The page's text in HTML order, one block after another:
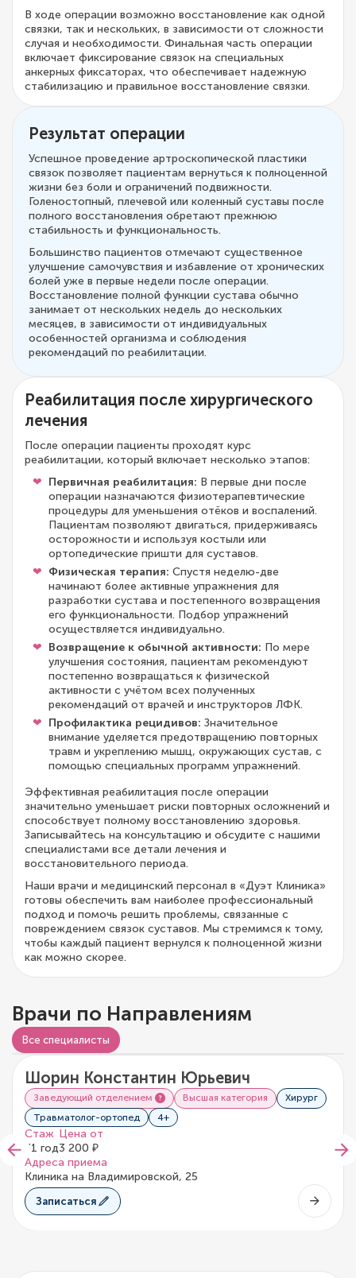
В ходе операции возможно восстановление как одной
связки, так и нескольких, в зависимости от сложности
случая и необходимости. Финальная часть операции
включает фиксирование связок на специальных
анкерных фиксаторах, что обеспечивает надежную
стабилизацию и правильное восстановление связки.
Результат операции
Успешное проведение артроскопической пластики
связок позволяет пациентам вернуться к полноценной
жизни без боли и ограничений подвижности.
Голеностопный, плечевой или коленный суставы после
полного восстановления обретают прежнюю
стабильность и функциональность.
Большинство пациентов отмечают существенное
улучшение самочувствия и избавление от хронических
болей уже в первые недели после операции.
Восстановление полной функции сустава обычно
занимает от нескольких недель до нескольких
месяцев, в зависимости от индивидуальных
особенностей организма и соблюдения
рекомендаций по реабилитации.
Реабилитация после хирургического
лечения
После операции пациенты проходят курс
реабилитации, который включает несколько этапов:
Первичная реабилитация: В первые дни после
операции назначаются физиотерапевтические
процедуры для уменьшения отёков и воспалений.
Пациентам позволяют двигаться, придерживаясь
осторожности и используя костыли или
ортопедические пришти для суставов.
Физическая терапия: Спустя неделю-две
начинают более активные упражнения для
разработки сустава и постепенного возвращения
его функциональности. Подбор упражнений
осуществляется индивидуально.
Возвращение к обычной активности: По мере
улучшения состояния, пациентам рекомендуют
постепенно возвращаться к физической
активности с учётом всех полученных
рекомендаций от врачей и инструкторов ЛФК.
Профилактика рецидивов: Значительное
внимание уделяется предотвращению повторных
травм и укреплению мышц, окружающих сустав, с
помощью специальных программ упражнений.
Эффективная реабилитация после операции
значительно уменьшает риски повторных осложнений и
способствует полному восстановлению здоровья.
Записывайтесь на консультацию и обсудите с нашими
специалистами все детали лечения и
восстановительного периода.
Наши врачи и медицинский персонал в «Дуэт Клиника»
готовы обеспечить вам наиболее профессиональный
подход и помочь решить проблемы, связанные с
повреждением связок суставов. Мы стремимся к тому,
чтобы каждый пациент вернулся к полноценной жизни
как можно скорее.
Врачи по Направлениям
Все специалисты
5/5
12 отзывов
Видео о враче
Шорин Константин Юрьевич
Заведующий отделением Высшая категория
Хирург
Травматолог-ортопед
4+
Стаж
31 год
Цена от
3 200 ₽
Адреса приема
Клиника на Владимировской, 25
Записаться